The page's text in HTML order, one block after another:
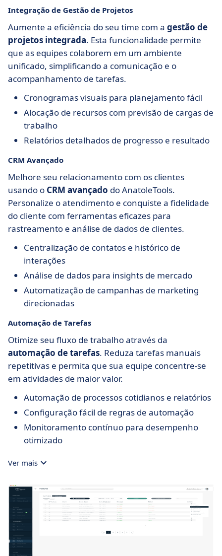
Integração de Gestão de Projetos
Aumente a eficiência do seu time com a gestão de
projetos integrada. Esta funcionalidade permite
que as equipes colaborem em um ambiente
unificado, simplificando a comunicação e o
acompanhamento de tarefas.
Cronogramas visuais para planejamento fácil
Alocação de recursos com previsão de cargas de
trabalho
Relatórios detalhados de progresso e resultado
CRM Avançado
Melhore seu relacionamento com os clientes
usando o CRM avançado do AnatoleTools.
Personalize o atendimento e conquiste a fidelidade
do cliente com ferramentas eficazes para
rastreamento e análise de dados de clientes.
Centralização de contatos e histórico de
interações
Análise de dados para insights de mercado
Automatização de campanhas de marketing
direcionadas
Automação de Tarefas
Otimize seu fluxo de trabalho através da
automação de tarefas. Reduza tarefas manuais
repetitivas e permita que sua equipe concentre-se
em atividades de maior valor.
Automação de processos cotidianos e relatórios
Configuração fácil de regras de automação
Monitoramento contínuo para desempenho
otimizado
Ver mais